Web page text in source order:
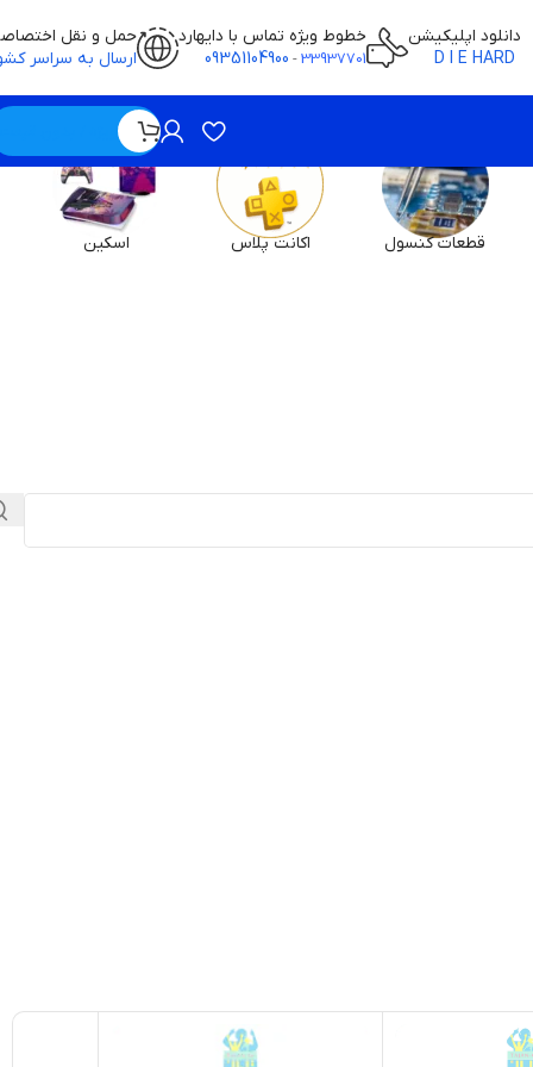
دانلود اپلیکیشن
خطوط ویژه تماس با دایهارد
33937701
-
09351104900
حمل و نقل
ارسال به سراسر
قطعات کنسول اکانت پلاس اسکین